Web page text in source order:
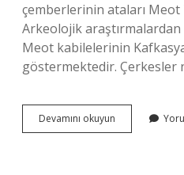
çemberlerinin ataları
Arkeolojik
Meot kabilelerinin
göstermektedir. Çerkesler
Devamını okuyun Çerkesler
Nerelere